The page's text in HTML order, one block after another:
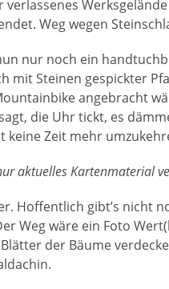
verlassenes
Weg wegen
nur noch ein
mit Steinen gespickter
angebracht
die Uhr tickt, es
keine Zeit mehr
aktuelles Kartenmaterial
Hoffentlich gibt’s nicht
Weg wäre ein Foto
der Bäume